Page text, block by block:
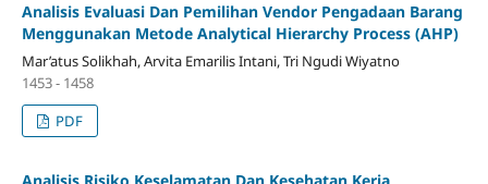
Analisis Evaluasi Dan Pemilihan Vendor Pengadaan Barang
Menggunakan Metode Analytical Hierarchy Process (AHP)
Mar’atus Solikhah, Arvita Emarilis Intani, Tri Ngudi Wiyatno
1453 - 1458
PDF